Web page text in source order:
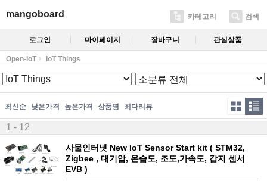
mangoboard 카테고리 검색
로그인 마이페이지 장바구니 관심상품
Open-IoT IoT Things
최신순 낮은가격 높은가격 상품명 최다리뷰
1 - 12
사물인터넷 New IoT Sensor Start kit ( STM32,
Zigbee , 대기압, 온습도, 조도,가속도, 감지 센서
EVB )